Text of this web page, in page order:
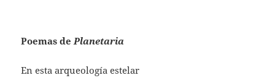
Poemas dePlanetaria
En esta arqueología estelar